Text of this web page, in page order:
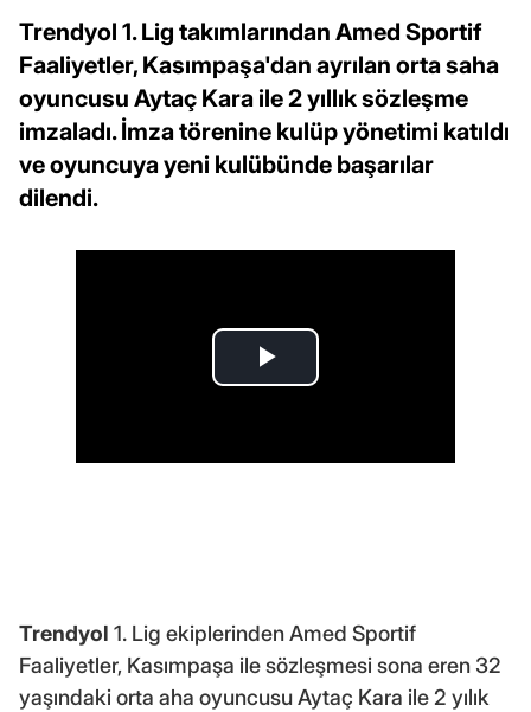
Trendyol 1. Lig takımlarından Amed Sportif
Faaliyetler, Kasımpaşa'dan ayrılan orta saha
oyuncusu Aytaç Kara ile 2 yıllık sözleşme
imzaladı. İmza törenine kulüp yönetimi katıldı
ve oyuncuya yeni kulübünde başarılar
dilendi.
Trendyol 1. Lig ekiplerinden Amed Sportif
Faaliyetler, Kasımpaşa ile sözleşmesi sona eren 32
yaşındaki orta aha oyuncusu Aytaç Kara ile 2 yılık